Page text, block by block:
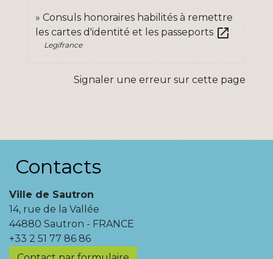
Consuls honoraires habilités à remettre
les cartes d'identité et les passeports open_in_new
Legifrance
Signaler une erreur sur cette page
Contacts
Ville de Sautron
14, rue de la Vallée
44880 Sautron - FRANCE
+33 2 51 77 86 86